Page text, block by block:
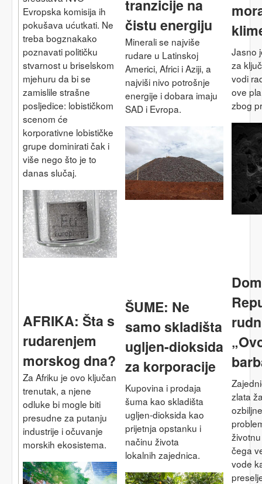
Evropska komisija ih
pokušava ućutkati. Ne
treba bogznakako
poznavati političku
stvarnost u briselskom
mjehuru da bi se
zamislile strašne
posljedice: lobističkom
scenom će
korporativne lobističke
grupe dominirati čak i
više nego što je to
danas slučaj.
tranzicije na
čistu energiju
Minerali se najviše
rudare u Latinskoj
Americi, Africi i Aziji, a
najviši nivo potrošnje
energije i dobara imaju
SAD i Evropa.
Jasno
za
vodi
ove
zbog
AFRIKA: Šta s
rudarenjem
morskog dna?
Za Afriku je ovo ključan
trenutak, a njene
odluke bi mogle biti
presudne za putanju
industrije i očuvanje
morskih ekosistema.
ŠUME: Ne
samo skladišta
ugljen-dioksida
za korporacije
Kupovina i prodaja
šuma kao skladišta
ugljen-dioksida kao
prijetnja opstanku i
načinu života
lokalnih zajednica.
zlata
čega
vode